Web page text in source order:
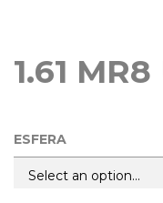
1.61
ESFERA